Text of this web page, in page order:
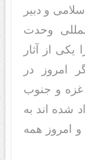
و دبیر
وحدت
از آثار
امروز در
غزه و جنوب
شده اند به
امروز همه